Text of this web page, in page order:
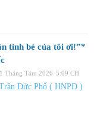
tình bé của tôi ơi!”*
Tháng Tám 2026 5:09 CH
Đức Phổ ( HNPĐ )